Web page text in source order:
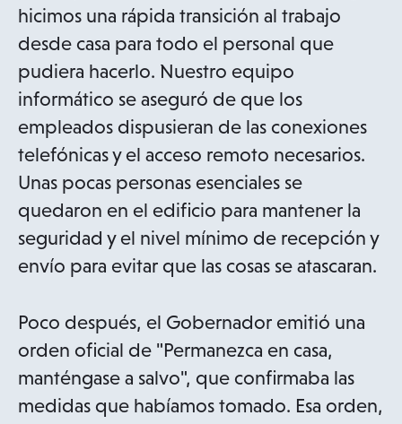
hicimos una rápida transición al trabajo
desde casa para todo el personal que
pudiera hacerlo. Nuestro equipo
informático se aseguró de que los
empleados dispusieran de las conexiones
telefónicas y el acceso remoto necesarios.
Unas pocas personas esenciales se
quedaron en el edificio para mantener la
seguridad y el nivel mínimo de recepción y
envío para evitar que las cosas se atascaran.
Poco después, el Gobernador emitió una
orden oficial de "Permanezca en casa,
manténgase a salvo", que confirmaba las
medidas que habíamos tomado. Esa orden,